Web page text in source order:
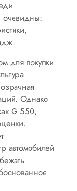
очевидны:
для покупки
Однако
G 550,
автомобилей